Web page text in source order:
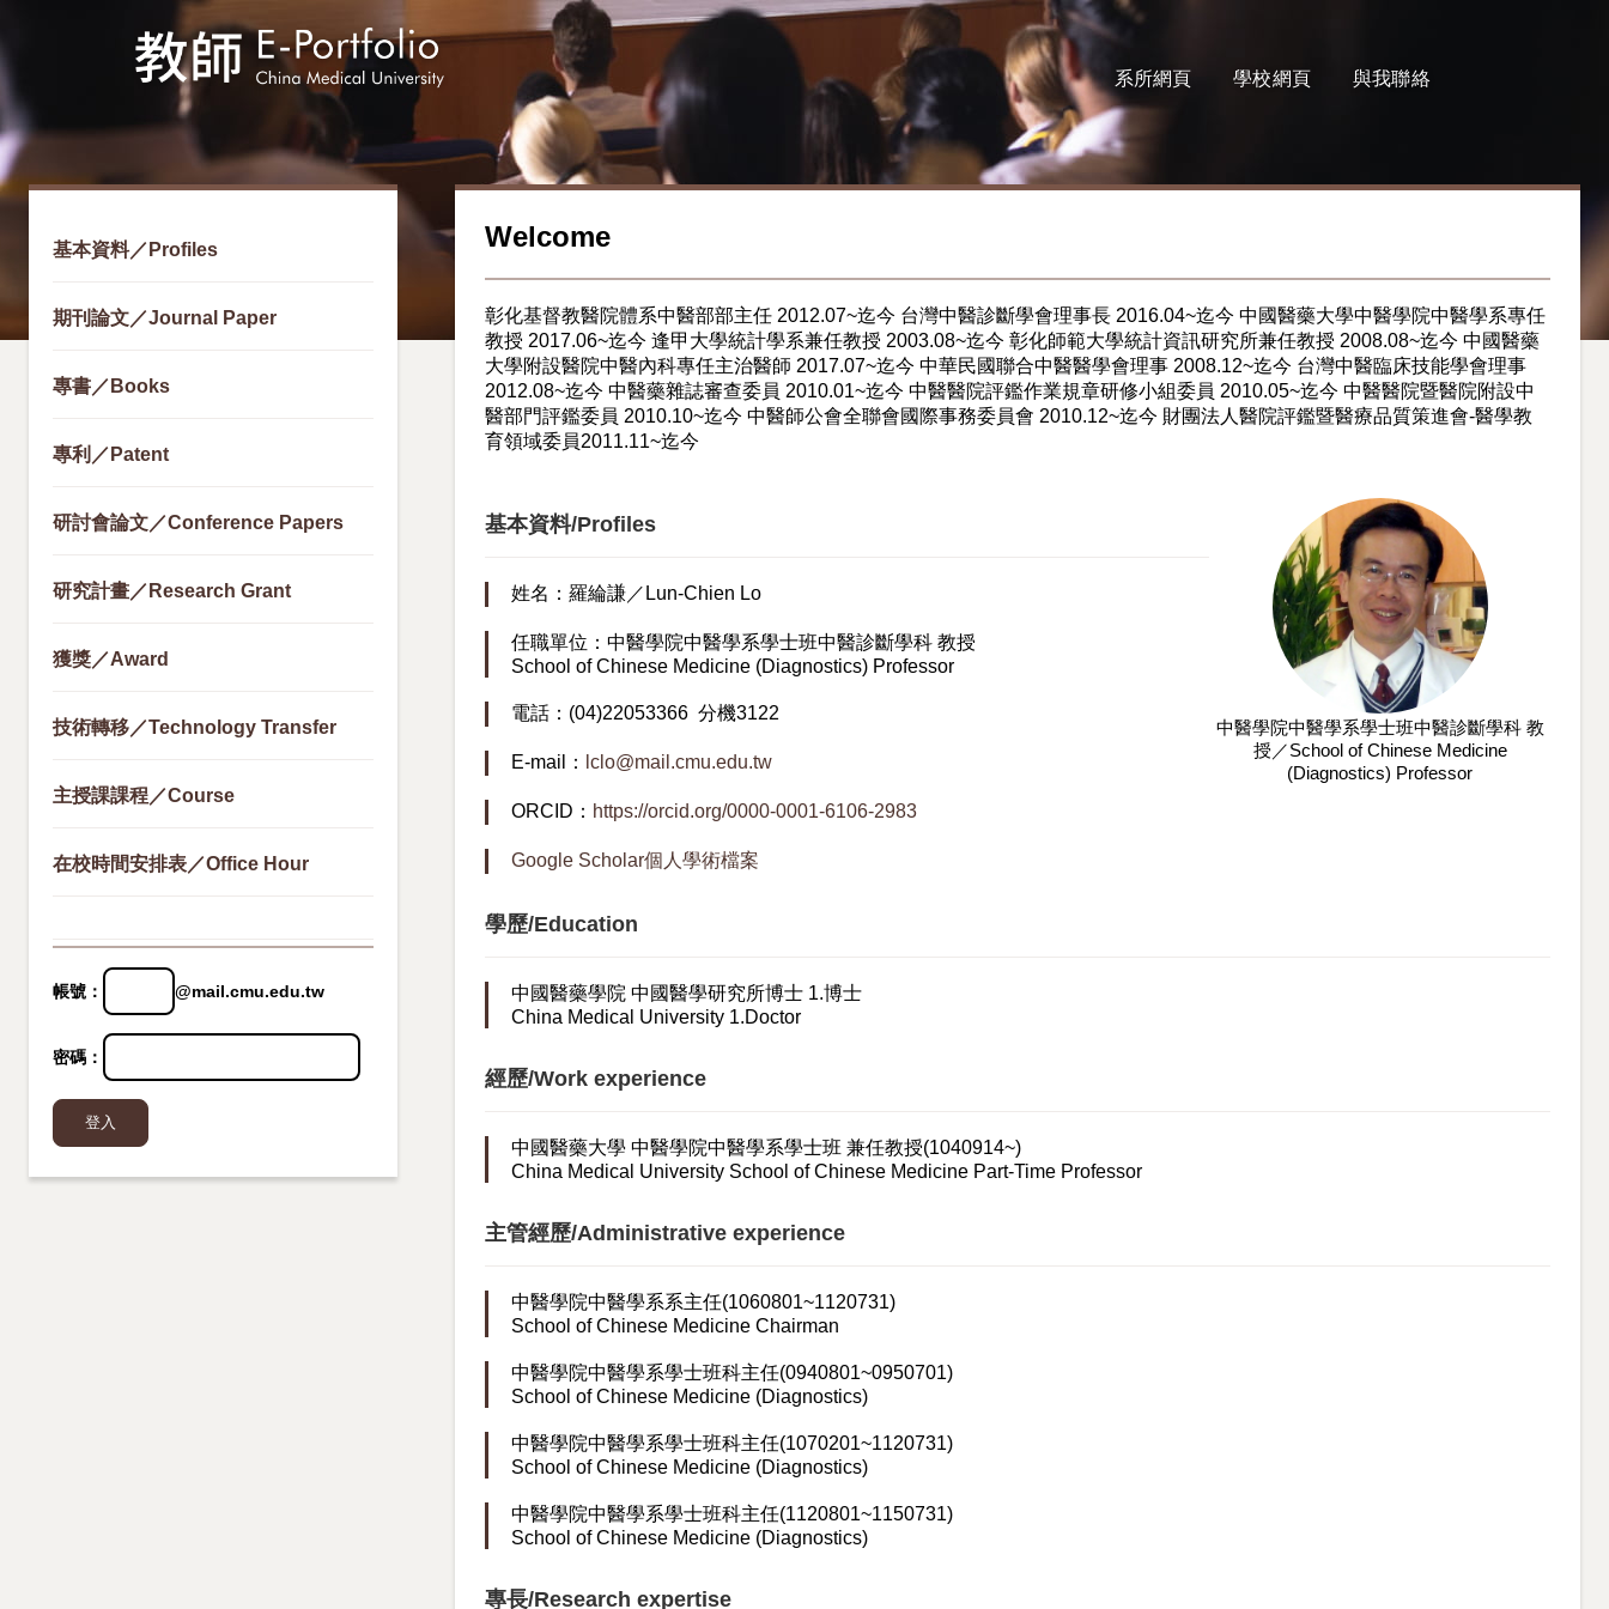
系所網頁 學校網頁 與我聯絡
Welcome
彰化基督教醫院體系中醫部部主任 2012.07~迄今 台灣中醫診斷學會理事長 2016.04~迄今 中國醫藥大學中醫學院中醫學系專任
教授 2017.06~迄今 逢甲大學統計學系兼任教授 2003.08~迄今 彰化師範大學統計資訊研究所兼任教授 2008.08~迄今 中國醫藥
大學附設醫院中醫內科專任主治醫師 2017.07~迄今 中華民國聯合中醫醫學會理事 2008.12~迄今 台灣中醫臨床技能學會理事
2012.08~迄今 中醫藥雜誌審查委員 2010.01~迄今 中醫醫院評鑑作業規章研修小組委員 2010.05~迄今 中醫醫院暨醫院附設中
醫部門評鑑委員 2010.10~迄今 中醫師公會全聯會國際事務委員會 2010.12~迄今 財團法人醫院評鑑暨醫療品質策進會-醫學教
育領域委員2011.11~迄今
中醫學院中醫學系學士班中醫診斷學科 教
授／School of Chinese Medicine
(Diagnostics) Professor
基本資料/Profiles
姓名：羅綸謙／Lun-Chien Lo
任職單位：中醫學院中醫學系學士班中醫診斷學科 教授
School of Chinese Medicine (Diagnostics) Professor
電話：(04)22053366 分機3122
E-mail： lclo@mail.cmu.edu.tw
ORCID： https://orcid.org/0000-0001-6106-2983
Google Scholar個人學術檔案
學歷/Education
中國醫藥學院 中國醫學研究所博士 1.博士
China Medical University 1.Doctor
經歷/Work experience
中國醫藥大學 中醫學院中醫學系學士班 兼任教授(1040914~)
China Medical University School of Chinese Medicine Part-Time Professor
主管經歷/Administrative experience
中醫學院中醫學系系主任(1060801~1120731)
School of Chinese Medicine Chairman
中醫學院中醫學系學士班科主任(0940801~0950701)
School of Chinese Medicine (Diagnostics)
中醫學院中醫學系學士班科主任(1070201~1120731)
School of Chinese Medicine (Diagnostics)
中醫學院中醫學系學士班科主任(1120801~1150731)
School of Chinese Medicine (Diagnostics)
專長/Research expertise
基本資料／Profiles
期刊論文／Journal Paper
專書／Books
專利／Patent
研討會論文／Conference Papers
研究計畫／Research Grant
獲獎／Award
技術轉移／Technology Transfer
主授課課程／Course
在校時間安排表／Office Hour
帳號： @mail.cmu.edu.tw
密碼：